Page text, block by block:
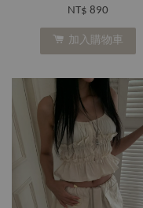
NT$ 890
加入購物車